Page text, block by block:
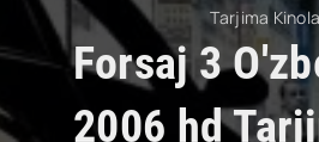
Tarjima
Forsaj 3
2006 hd